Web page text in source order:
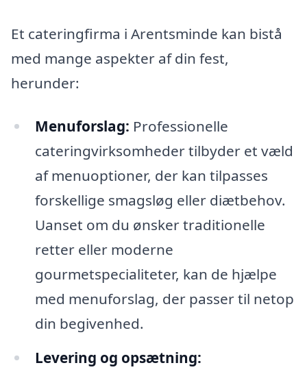
Et cateringfirma i Arentsminde kan bistå
med mange aspekter af din fest,
herunder:
Menuforslag: Professionelle
cateringvirksomheder tilbyder et væld
af menuoptioner, der kan tilpasses
forskellige smagsløg eller diætbehov.
Uanset om du ønsker traditionelle
retter eller moderne
gourmetspecialiteter, kan de hjælpe
med menuforslag, der passer til netop
din begivenhed.
Levering og opsætning: